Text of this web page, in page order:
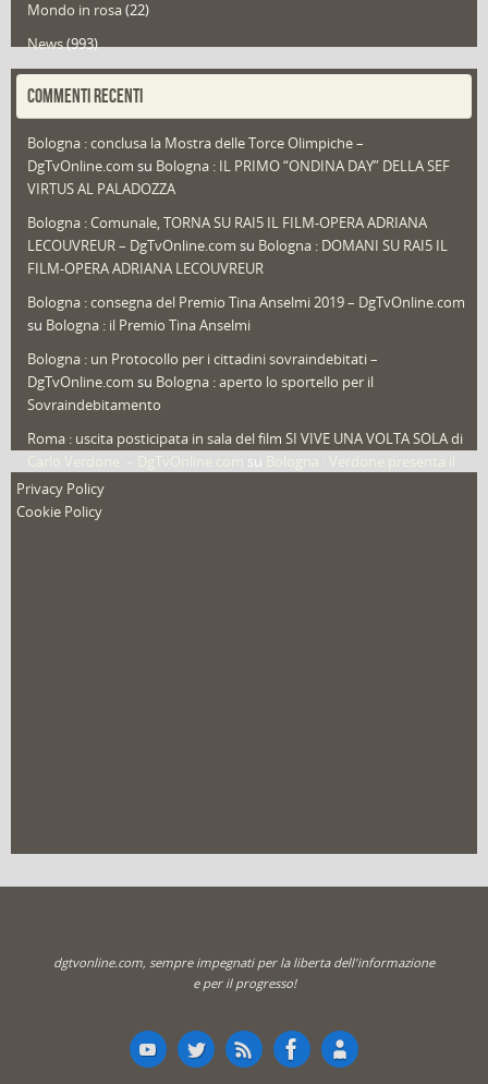
Mondo in rosa(22)
News(993)
Portfolio(1)
Redazioni(1.049)
Speciali (22)
Sport
That's Bologna Magazine(25)
Video (archivio) (263)
COMMENTI RECENTI
Bologna : conclusa la Mostra delle Torce Olimpiche –
DgTvOnline.com su Bologna : IL PRIMO “ONDINA DAY” DELLA SEF
VIRTUS AL PALADOZZA
Bologna : Comunale, TORNA SU RAI5 IL FILM-OPERA ADRIANA
LECOUVREUR – DgTvOnline.com su Bologna : DOMANI SU RAI5 IL
FILM-OPERA ADRIANA LECOUVREUR
Bologna : consegna del Premio Tina Anselmi 2019 – DgTvOnline.com
su Bologna : il Premio Tina Anselmi
Bologna : un Protocollo per i cittadini sovraindebitati –
DgTvOnline.com su Bologna : aperto lo sportello per il
Sovraindebitamento
Roma : uscita posticipata in sala del film SI VIVE UNA VOLTA SOLA di
su
nuovo film
Privacy Policy
Cookie Policy
dgtvonline.com, sempre impegnati per la liberta dell'informazione
e per il progresso!